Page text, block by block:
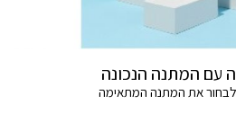
עם המתנה הנכונה
לבחור את המתנה המתאימה